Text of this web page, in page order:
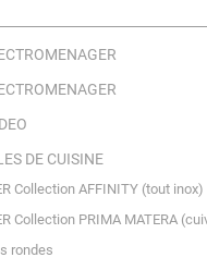
DE CUISINE
Collection AFFINITY (tout inox)
Collection PRIMA MATERA
rondes